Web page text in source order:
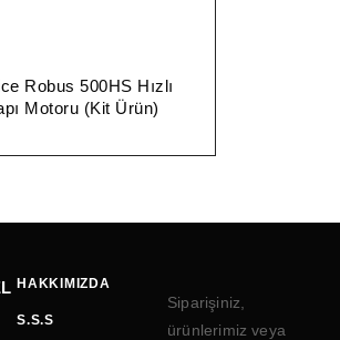
Robus 500HS Hızlı
Motoru (Kit Ürün)
HAKKIMIZDA
S.S.S
Siparişiniz,
ürünlerimiz veya